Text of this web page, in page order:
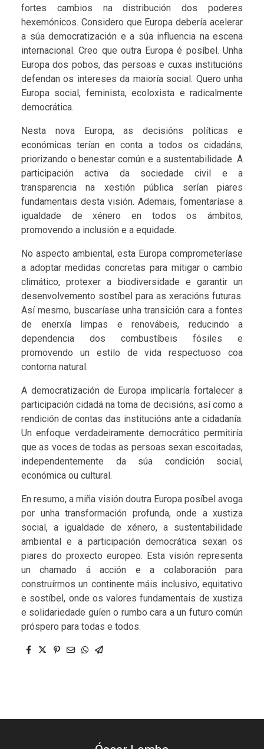
fortes cambios na distribución dos poderes
hexemónicos. Considero que Europa debería acelerar
a súa democratización e a súa influencia na escena
internacional. Creo que outra Europa é posíbel. Unha
Europa dos pobos, das persoas e cuxas institucións
defendan os intereses da maioría social. Quero unha
Europa social, feminista, ecoloxista e radicalmente
democrática.
Nesta nova Europa, as decisións políticas e
económicas terían en conta a todos os cidadáns,
priorizando o benestar común e a sustentabilidade. A
participación activa da sociedade civil e a
transparencia na xestión pública serían piares
fundamentais desta visión. Ademais, fomentaríase a
igualdade de xénero en todos os ámbitos,
promovendo a inclusión e a equidade.
No aspecto ambiental, esta Europa comprometeríase
a adoptar medidas concretas para mitigar o cambio
climático, protexer a biodiversidade e garantir un
desenvolvemento sostíbel para as xeracións futuras.
Así mesmo, buscaríase unha transición cara a fontes
de enerxía limpas e renovábeis, reducindo a
dependencia dos combustíbeis fósiles e
promovendo un estilo de vida respectuoso coa
contorna natural.
A democratización de Europa implicaría fortalecer a
participación cidadá na toma de decisións, así como a
rendición de contas das institucións ante a cidadanía.
Un enfoque verdadeiramente democrático permitiría
que as voces de todas as persoas sexan escoitadas,
independentemente da súa condición social,
económica ou cultural.
En resumo, a miña visión doutra Europa posíbel avoga
por unha transformación profunda, onde a xustiza
social, a igualdade de xénero, a sustentabilidade
ambiental e a participación democrática sexan os
piares do proxecto europeo. Esta visión representa
un chamado á acción e a colaboración para
construírmos un continente máis inclusivo, equitativo
e sostíbel, onde os valores fundamentais de xustiza
e solidariedade guíen o rumbo cara a un futuro común
próspero para todas e todos.